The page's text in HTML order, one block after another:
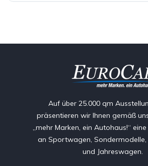
Auf über 25.000 qm
präsentieren wir Ihnen gemäß
„mehr Marken, ein Autohaus!“
an Sportwagen, Sondermodelle,
und Jahreswagen.